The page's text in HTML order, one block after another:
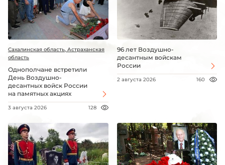
Сахалинская область, Астраханская
область
Однополчане встретили
День Воздушно-
десантных войск России
на памятных акциях
3 августа 2026 128
96 лет Воздушно-
десантным войскам
России
2 августа 2026 160